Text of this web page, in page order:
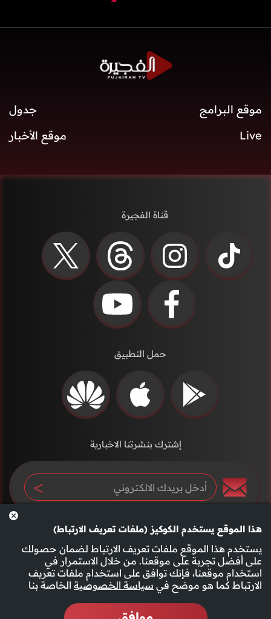
هذا الموقع يستخدم الكوكيز (ملفات تعريف الارتباط)
يستخدم هذا الموقع ملفات تعريف الارتباط لضمان حصولك
على أفضل تجربة على موقعنا. من خلال الاستمرار في
استخدام موقعنا، فإنك توافق على استخدام ملفات تعريف
الارتباط كما هو موضح في سياسة الخصوصية الخاصة بنا
موقع البرامج
جدول
Live
موقع الأخبار
قناة الفجيرة
حمل التطبيق
إشترك بنشرتنا الاخبارية
سياسة الخصوصية الأحكام والشروط